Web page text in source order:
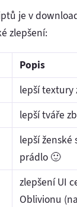
je v
zlepšení:
Popis
lepší textury
lepší tváře
lepší ženské
prádlo 🙂
zlepšení UI
Oblivionu